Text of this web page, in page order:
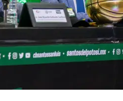
Juan Manuel Navarro alista
segundo informe en Soledad y
Gobierno del Estado